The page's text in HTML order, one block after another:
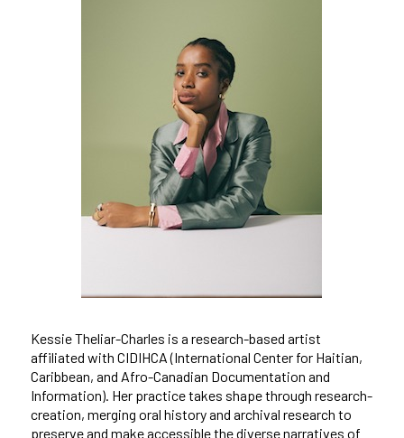
Kessie Theliar-Charles is a research-based artist
affiliated with CIDIHCA (International Center for Haitian,
Caribbean, and Afro-Canadian Documentation and
Information). Her practice takes shape through research-
creation, merging oral history and archival research to
preserve and make accessible the diverse narratives of